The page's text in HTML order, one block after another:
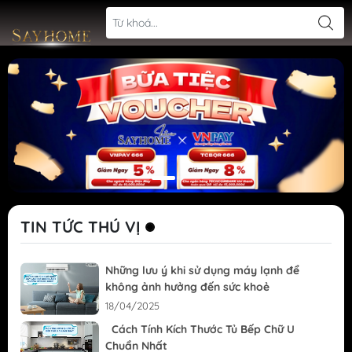
TIN TỨC THÚ VỊ
Những lưu ý khi sử dụng máy lạnh để
không ảnh hưởng đến sức khoẻ
18/04/2025
Cách Tính Kích Thước Tủ Bếp Chữ U
Chuẩn Nhất